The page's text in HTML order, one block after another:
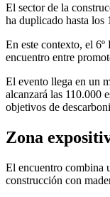
El sector de la
ha duplicado hasta los
En este contexto, el
encuentro entre
El evento llega en un
alcanzará las 110.000
objetivos de
Zona
El encuentro combina
construcción con